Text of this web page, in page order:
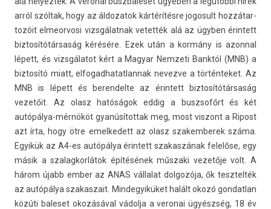
arról szóltak, hogy az áldozatok kártérítésre jogosult hoz­zátar­
tozóit el­meor­vosi vizsgálat­nak vetet­ték alá az ügyben érin­tett
bi­ztosítótár­saság kérésére. Ezek után a kormány is azonn­al
lépett, és vizsgálatot kért a Magyar Nem­zeti Banktól (MNB) a
bi­ztosító miatt, el­fogad­hatat­lannak nevez­ve a tör­ténteket. Az
MNB is lépett és be­ren­delte az érin­tett bi­ztosítótár­saság
vezetőit. Az olasz hatóságok eddig a buszsofőrt és két
autópálya-mérnököt gyanúsítot­tak meg, most vis­zont a Ripost
azt írta, hogy ötre em­el­kedett az olasz szakem­berek száma.
Egyikük az A4-es autópálya érin­tett szakas­zának felelőse, egy
másik a szalag­korlátok építésének műszaki vezetője volt. A
három újabb ember az ANAS vál­lalat dol­gozója, ők tesztel­ték
az autópálya szakas­zait. Min­degyiküket halált okozó gon­datlan
közúti baleset okozásával vádolja a veronai ügyészség, 18 év